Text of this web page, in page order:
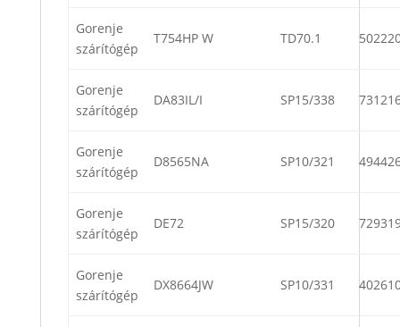
Gorenje
szárítógép
T754HP W TD70.1
Gorenje
szárítógép
DA83IL/I SP15/338
Gorenje
szárítógép
D8565NA SP10/321
Gorenje
szárítógép
DE72 SP15/320
Gorenje
szárítógép
DX8664JW SP10/331